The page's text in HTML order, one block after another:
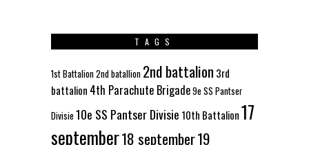
TAGS
1st Battalion2nd batallion 2nd battalion 3rd
battalion 4th Parachute Brigade9e SS Pantser
Divisie 10e SS Pantser Divisie 10th Battalion17
september18 september19